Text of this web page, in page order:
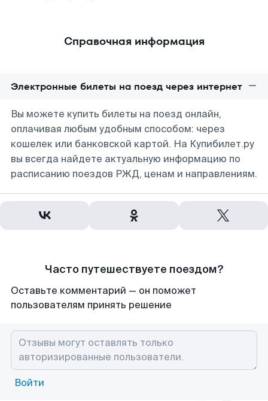
Справочная информация
Электронные билеты на поезд через интернет
Вы можете купить билеты на поезд онлайн,
оплачивая любым удобным способом: через
кошелек или банковской картой. На Купибилет.ру
вы всегда найдете актуальную информацию по
расписанию поездов РЖД, ценам и направлениям.
Часто путешествуете поездом?
Оставьте комментарий — он поможет
пользователям принять решение
Войти